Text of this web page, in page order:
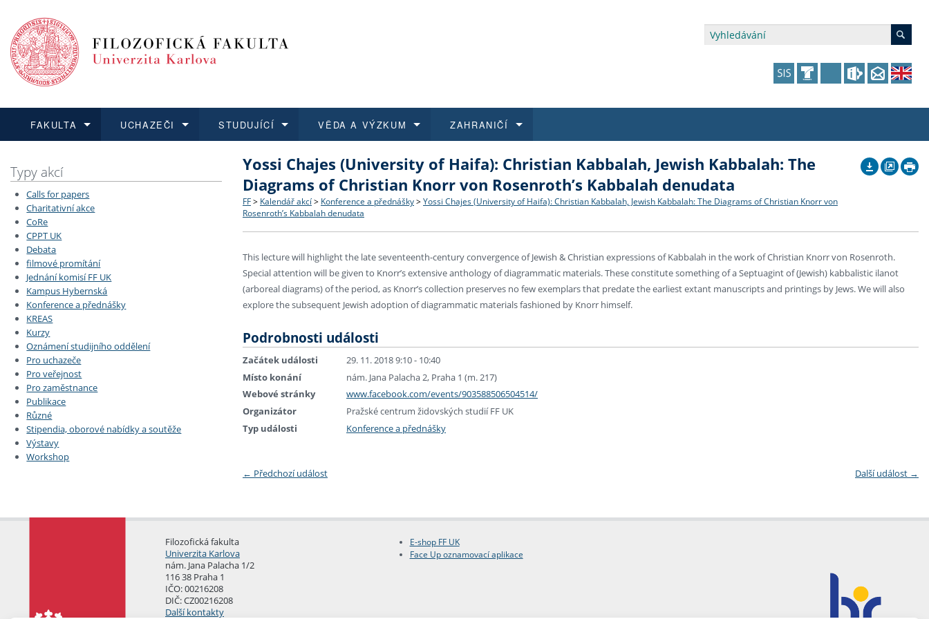
FAKULTA
Dozvědět se více
Struktura a historie
Strategie a další dokumenty
Absolventi fakulty
Fakultní školy FF UK
Pro média a veřejnost
Knihovna
Výběrová řízení
Vydavatelství FF UK
UCHAZEČI
Podat přihlášku
Co studovat a jak se přihlásit
Učitelské studijní programy
Kurzy dalšího vzdělávání
Programy s mikrocertifikátem
STUDUJÍCÍ
Dozvědět se více
Bakalářské a magisterské studium
Doktorské studium
Kurzy dalšího vzdělávání
Studující se specifickými potřebami
VĚDA A VÝZKUM
Dozvědět se více
O vědě a výzkumu na FF UK
Akademické kvalifikace
Transfer & Impact Office
Vědecké ceny a fondy
ZAHRANIČÍ
Dozvědět se více
Aktuální nabídky a výběrová řízení
Vyjíždějící studenti
Vyjíždějící zaměstnanci
Přijíždějící zaměstnanci
Mimofakultní financování výjezdů
Typy akcí
Calls for papers
Charitativní akce
CoRe
CPPT UK
Debata
filmové promítání
Jednání komisí FF UK
Kampus Hybernská
Konference a přednášky
KREAS
Kurzy
Oznámení studijního oddělení
Pro uchazeče
Pro veřejnost
Pro zaměstnance
Publikace
Různé
Stipendia, oborové nabídky a soutěže
Výstavy
Workshop
Yossi Chajes (University of Haifa): Christian Kabbalah, Jewish Kabbalah: The
Diagrams of Christian Knorr von Rosenroth’s Kabbalah denudata
FF > Kalendář akcí > Konference a přednášky > Yossi Chajes (University of Haifa): Christian Kabbalah, Jewish Kabbalah: The Diagrams of Christian Knorr von
Rosenroth’s Kabbalah denudata
This lecture will highlight the late seventeenth-century convergence of Jewish & Christian expressions of Kabbalah in the work of Christian Knorr von Rosenroth.
Special attention will be given to Knorr’s extensive anthology of diagrammatic materials. These constitute something of a Septuagint of (Jewish) kabbalistic ilanot
(arboreal diagrams) of the period, as Knorr’s collection preserves no few exemplars that predate the earliest extant manuscripts and printings by Jews. We will also
explore the subsequent Jewish adoption of diagrammatic materials fashioned by Knorr himself.
Podrobnosti události
Začátek události
29. 11. 2018 9:10 - 10:40
Místo konání
nám. Jana Palacha 2, Praha 1 (m. 217)
Webové stránky
www.facebook.com/events/903588506504514/
Organizátor
Pražské centrum židovských studií FF UK
Typ události
Konference a přednášky
← Předchozí událost Další událost →
Filozofická fakulta
Univerzita Karlova
nám. Jana Palacha 1/2
116 38 Praha 1
IČO: 00216208
DIČ: CZ00216208
Další kontakty
E-shop FF UK
Face Up oznamovací aplikace